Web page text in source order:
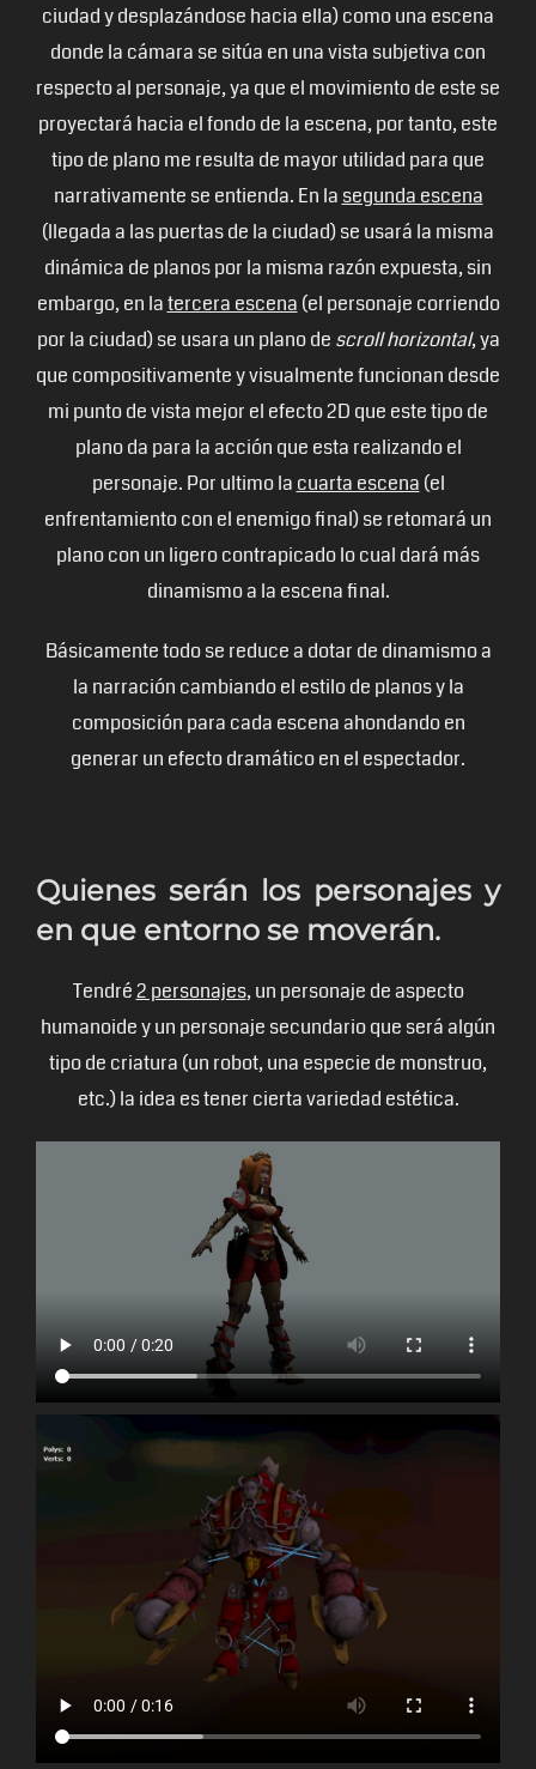
ciudad y desplazándose hacia ella) como una escena
donde la cámara se sitúa en una vista subjetiva con
respecto al personaje, ya que el movimiento de este se
proyectará hacia el fondo de la escena, por tanto, este
tipo de plano me resulta de mayor utilidad para que
narrativamente se entienda. En la segunda escena
(llegada a las puertas de la ciudad) se usará la misma
dinámica de planos por la misma razón expuesta, sin
embargo, en latercera escena (el personaje corriendo
por la ciudad) se usara un plano de scroll horizontal, ya
que compositivamente y visualmente funcionan desde
mi punto de vista mejor el efecto 2D que este tipo de
plano da para la acción que esta realizando el
personaje. Por ultimo la cuarta escena (el
enfrentamiento con el enemigo final) se retomará un
plano con un ligero contrapicado lo cual dará más
dinamismo a la escena final.
Básicamente todo se reduce a dotar de dinamismo a
la narración cambiando el estilo de planos y la
composición para cada escena ahondando en
generar un efecto dramático en el espectador.
Quienes serán los personajes y
en que entorno se moverán.
Tendré2 personajes, un personaje de aspecto
humanoide y un personaje secundario que será algún
tipo de criatura (un robot, una especie de monstruo,
etc.) la idea es tener cierta variedad estética.